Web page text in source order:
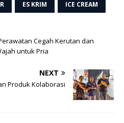
ES KRIM ICE CREAM
Cegah Kerutan dan
untuk Pria
NEXT
Produk Kolaborasi